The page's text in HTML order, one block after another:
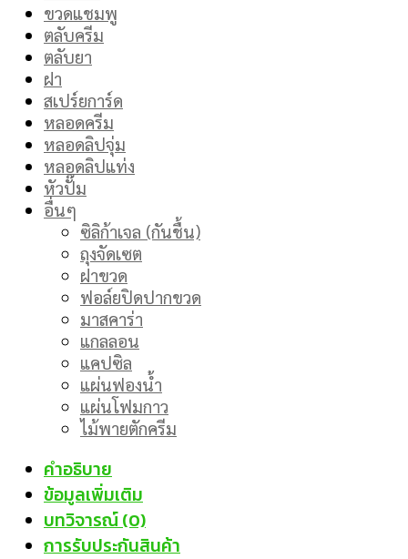
ขวดแชมพู
ตลับครีม
ตลับยา
ฝา
สเปร์ยการ์ด
หลอดครีม
หลอดลิปจุ่ม
หลอดลิปแท่ง
หัวปั๊ม
อื่นๆ
ซิลิก้าเจล (กันชื้น)
ถุงจัดเซต
ฝาขวด
ฟอล์ยปิดปากขวด
มาสคาร่า
แกลลอน
แคปซิล
แผ่นฟองน้ำ
แผ่นโฟมกาว
ไม้พายตักครีม
คำอธิบาย
ข้อมูลเพิ่มเติม
บทวิจารณ์ (0)
การรับประกันสินค้า